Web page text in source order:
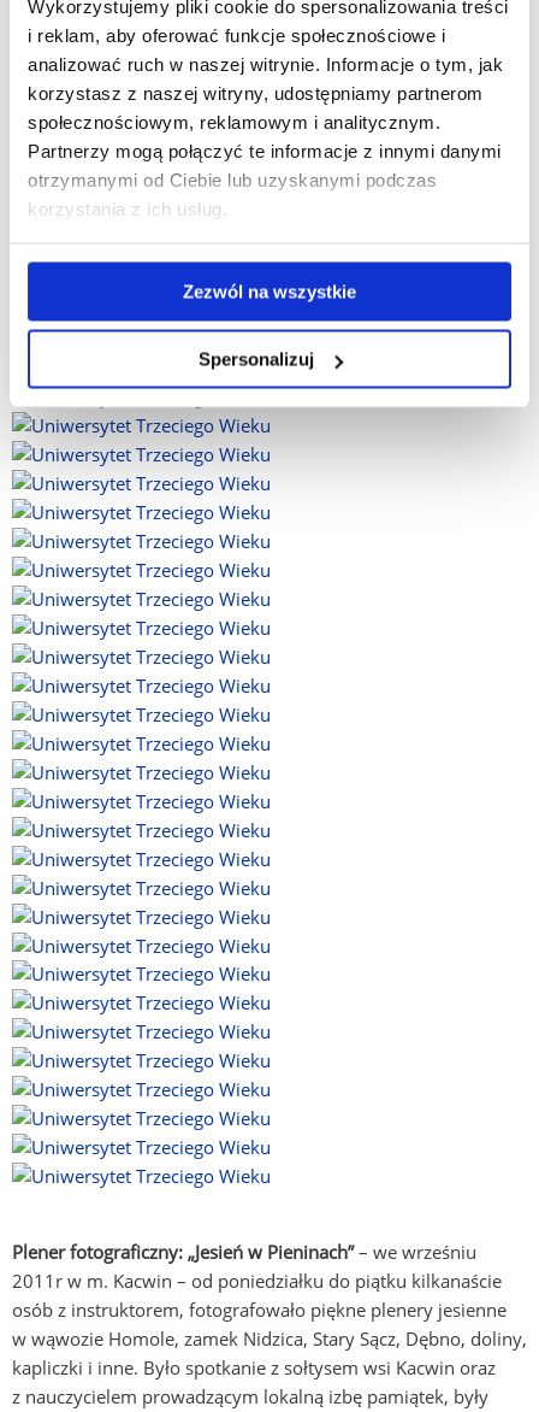
Wykorzystujemy pliki cookie do spersonalizowania treści
i reklam, aby oferować funkcje społecznościowe i
analizować ruch w naszej witrynie. Informacje o tym, jak
korzystasz z naszej witryny, udostępniamy partnerom
społecznościowym, reklamowym i analitycznym.
Partnerzy mogą połączyć te informacje z innymi danymi
otrzymanymi od Ciebie lub uzyskanymi podczas
korzystania z ich usług.
Zezwól na wszystkie
Spersonalizuj
Plener fotograficzny: „Jesień w Pieninach”– we wrześniu
2011r w m. Kacwin – od poniedziałku do piątku kilkanaście
osób z instruktorem, fotografowało piękne plenery jesienne
w wąwozie Homole, zamek Nidzica, Stary Sącz, Dębno, doliny,
kapliczki i inne. Było spotkanie z sołtysem wsi Kacwin oraz
z nauczycielem prowadzącym lokalną izbę pamiątek, były